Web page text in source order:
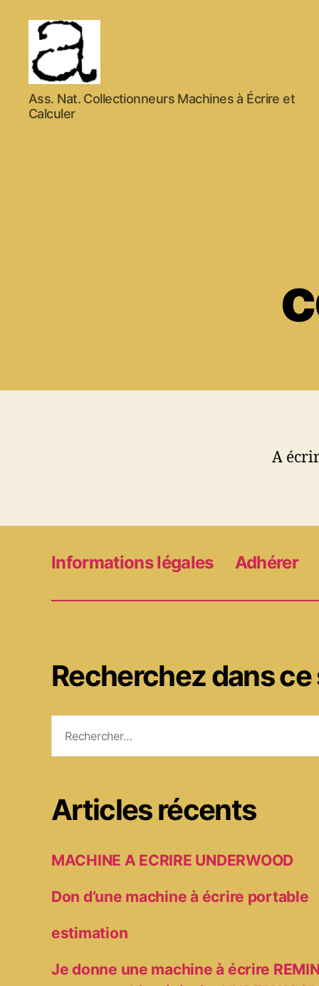
ANCMECA
Ass. Nat. Collectionneurs Machines à Écrire et
Calculer
A
Informations légales Adhérer
Recherchez dans
Articles récents
MACHINE A ECRIRE UNDERWOOD
Don d’une machine à écrire portable
estimation
Je donne une machine à écrire